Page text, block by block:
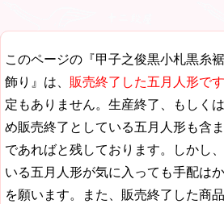
このページの『甲子之俊黒小札黒糸
飾り』は、 販売終了した五月人形です
定もありません。生産終了、もしく
め販売終了としている五月人形も含
であればと残しております。しかし
いる五月人形が気に入っても手配は
を願います。また、販売終了した商